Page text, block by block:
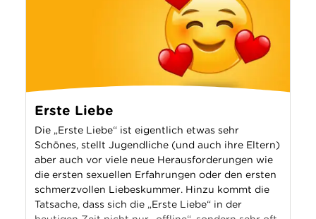
Erste Liebe
Die „Erste Liebe“ ist eigentlich etwas sehr
Schönes, stellt Jugendliche (und auch ihre Eltern)
aber auch vor viele neue Herausforderungen wie
die ersten sexuellen Erfahrungen oder den ersten
schmerzvollen Liebeskummer. Hinzu kommt die
Tatsache, dass sich die „Erste Liebe“ in der